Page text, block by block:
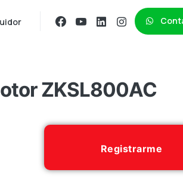
ZKSL800AC
Registrarme